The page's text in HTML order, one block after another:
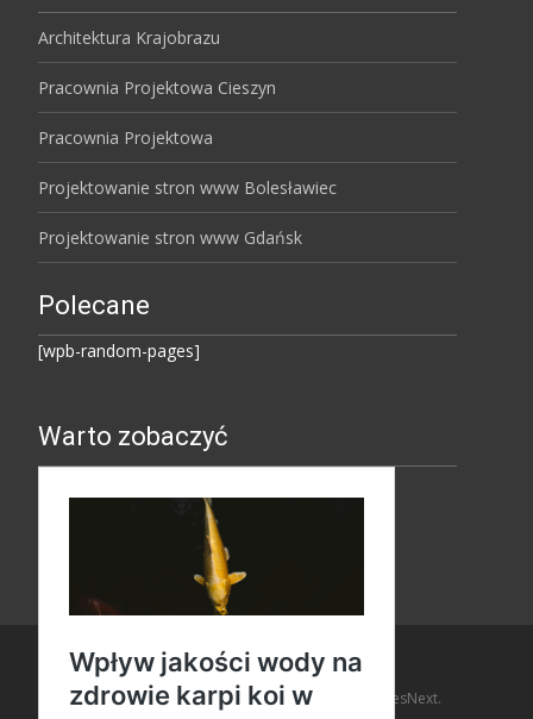
Architektura Krajobrazu
Pracownia Projektowa Cieszyn
Pracownia Projektowa
Projektowanie stron www Bolesławiec
Projektowanie stron www Gdańsk
Polecane
[wpb-random-pages]
Warto zobaczyć
Copyright © Amaro Design
Powered by WordPress, Themei-design by TemplatesNext.